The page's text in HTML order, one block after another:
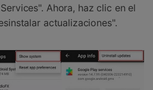
Ahora, haz clic en el
actualizaciones".